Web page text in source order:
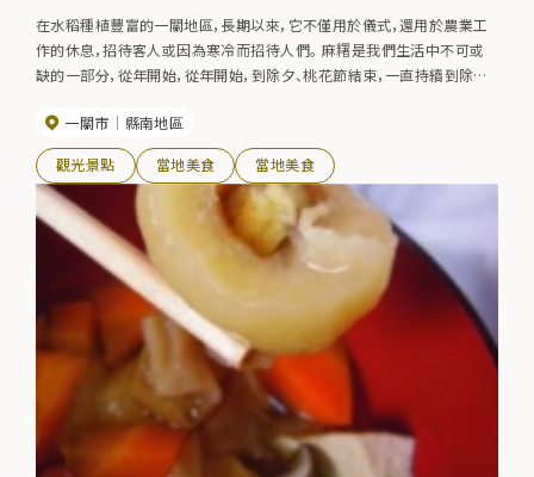
在水稻種植豐富的一關地區，長期以來，它不僅用於儀式，還用於農業工
作的休息，招待客人或因為寒冷而招待人們。 麻糬是我們生活中不可或
缺的一部分，從年開始，從年開始，到除夕、桃花節結束，一直持續到除夕，
有300種，至今仍是最好的盛宴。
一關市 縣南地區
觀光景點 當地美食 當地美食